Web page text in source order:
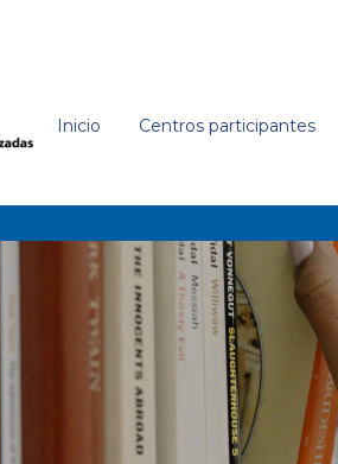
Inicio Centros participantes